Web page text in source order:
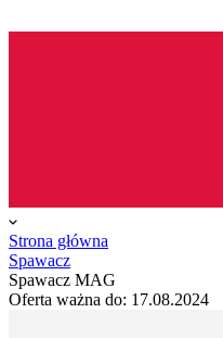
Strona główna
Spawacz
Spawacz MAG
Oferta ważna do: 17.08.2024